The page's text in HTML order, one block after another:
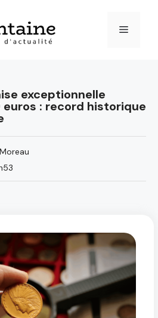
Menu
exceptionnelle
: record historique